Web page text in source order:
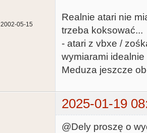
2002-05-15
Realnie atari nie
trzeba koksować...
- atari z vbxe /
wymiarami
Meduza jeszcze
2025-01-19
@Dely proszę o